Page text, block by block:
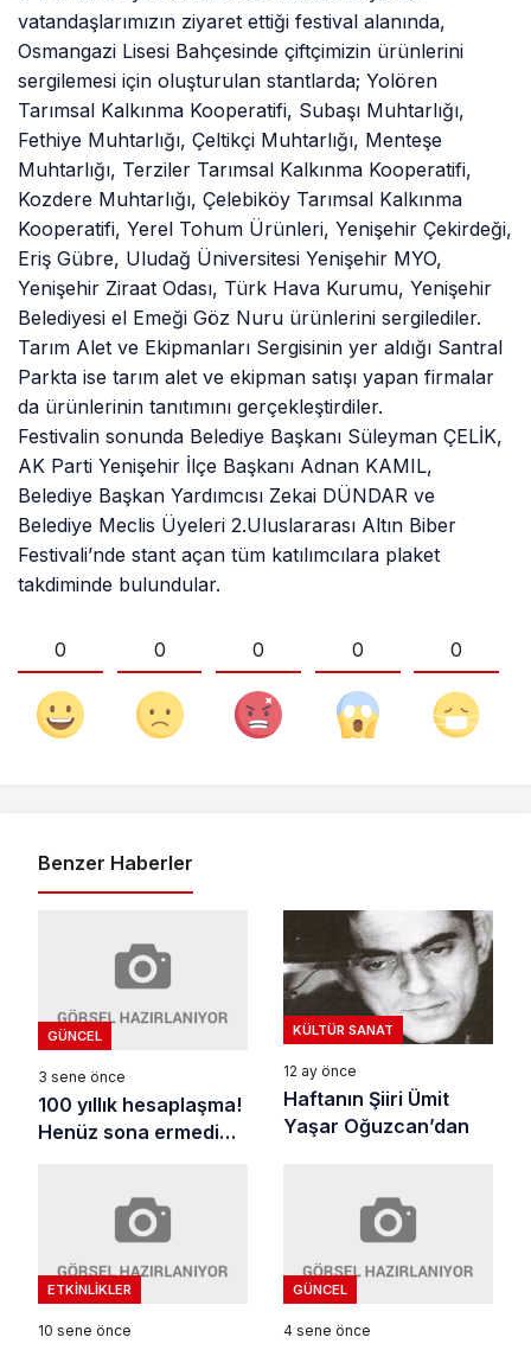
vatandaşlarımızın ziyaret ettiği festival alanında,
Osmangazi Lisesi Bahçesinde çiftçimizin ürünlerini
sergilemesi için oluşturulan stantlarda; Yolören
Tarımsal Kalkınma Kooperatifi, Subaşı Muhtarlığı,
Fethiye Muhtarlığı, Çeltikçi Muhtarlığı, Menteşe
Muhtarlığı, Terziler Tarımsal Kalkınma Kooperatifi,
Kozdere Muhtarlığı, Çelebiköy Tarımsal Kalkınma
Kooperatifi, Yerel Tohum Ürünleri, Yenişehir Çekirdeği,
Eriş Gübre, Uludağ Üniversitesi Yenişehir MYO,
Yenişehir Ziraat Odası, Türk Hava Kurumu, Yenişehir
Belediyesi el Emeği Göz Nuru ürünlerini sergilediler.
Tarım Alet ve Ekipmanları Sergisinin yer aldığı Santral
Parkta ise tarım alet ve ekipman satışı yapan firmalar
da ürünlerinin tanıtımını gerçekleştirdiler.
Festivalin sonunda Belediye Başkanı Süleyman ÇELİK,
AK Parti Yenişehir İlçe Başkanı Adnan KAMIL,
Belediye Başkan Yardımcısı Zekai DÜNDAR ve
Belediye Meclis Üyeleri 2.Uluslararası Altın Biber
Festivali’nde stant açan tüm katılımcılara plaket
takdiminde bulundular.
0 0 0 0 0
Benzer Haberler
GÜNCEL
3 sene önce
100 yıllık hesaplaşma!
Henüz sona ermedi…
KÜLTÜR SANAT
12 ay önce
Haftanın Şiiri Ümit
Yaşar Oğuzcan’dan
ETKINLIKLER
10 sene önce
GÜNCEL
4 sene önce